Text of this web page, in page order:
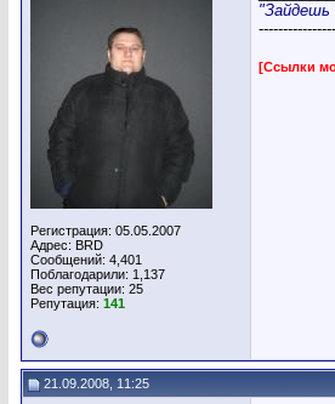
Регистрация: 05.05.2007
Адрес: BRD
Сообщений: 4,401
Поблагодарили: 1,137
Вес репутации: 25
Репутация: 141
"Зайдешь
[Ссылки
21.09.2008, 11:25